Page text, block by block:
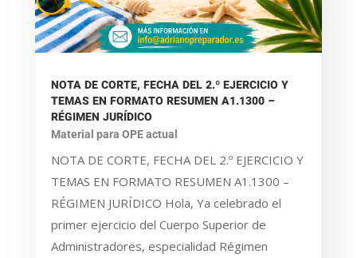
NOTA DE CORTE, FECHA DEL 2.º EJERCICIO Y
TEMAS EN FORMATO RESUMEN A1.1300 –
RÉGIMEN JURÍDICO
Material para OPE actual
NOTA DE CORTE, FECHA DEL 2.º EJERCICIO Y
TEMAS EN FORMATO RESUMEN A1.1300 –
RÉGIMEN JURÍDICO Hola, Ya celebrado el
primer ejercicio del Cuerpo Superior de
Administradores, especialidad Régimen